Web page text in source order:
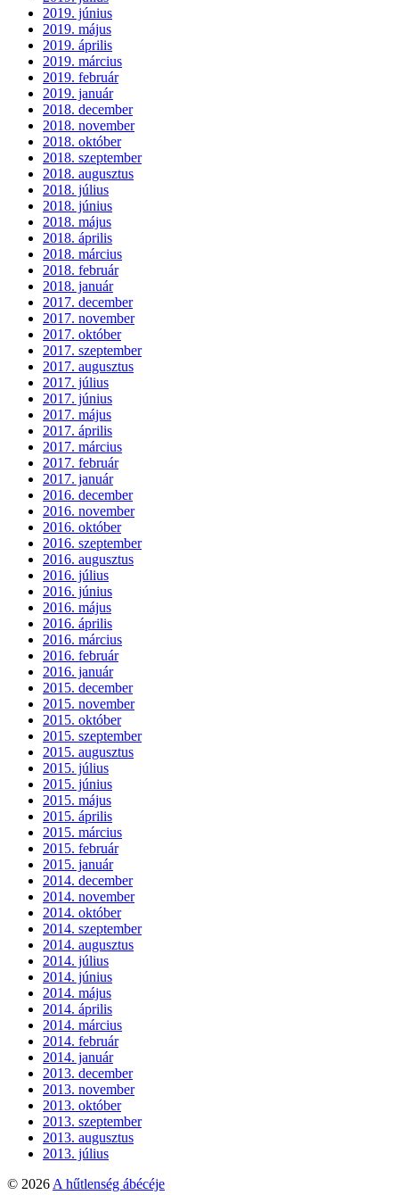
2019. június
2019. május
2019. április
2019. március
2019. február
2019. január
2018. december
2018. november
2018. október
2018. szeptember
2018. augusztus
2018. július
2018. június
2018. május
2018. április
2018. március
2018. február
2018. január
2017. december
2017. november
2017. október
2017. szeptember
2017. augusztus
2017. július
2017. június
2017. május
2017. április
2017. március
2017. február
2017. január
2016. december
2016. november
2016. október
2016. szeptember
2016. augusztus
2016. július
2016. június
2016. május
2016. április
2016. március
2016. február
2016. január
2015. december
2015. november
2015. október
2015. szeptember
2015. augusztus
2015. július
2015. június
2015. május
2015. április
2015. március
2015. február
2015. január
2014. december
2014. november
2014. október
2014. szeptember
2014. augusztus
2014. július
2014. június
2014. május
2014. április
2014. március
2014. február
2014. január
2013. december
2013. november
2013. október
2013. szeptember
2013. augusztus
2013. július
© 2026 A hűtlenség ábécéje